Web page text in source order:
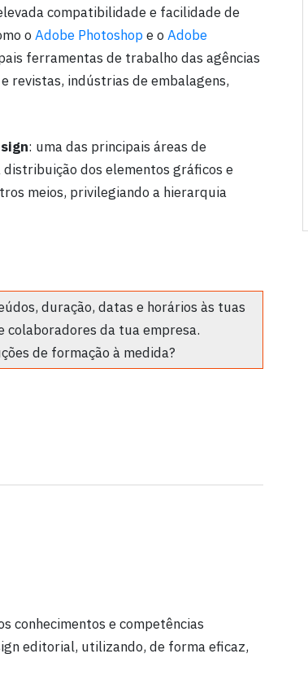
compatibilidade e facilidade de
o Adobe Photoshope o Adobe
ferramentas de trabalho das agências
revistas, indústrias de embalagens,
: uma das principais áreas de
dos elementos gráficos e
meios, privilegiando a hierarquia
duração, datas e horários às tuas
colaboradores da tua empresa.
de formação à medida?
conhecimentos e competências
editorial, utilizando, de forma eficaz,